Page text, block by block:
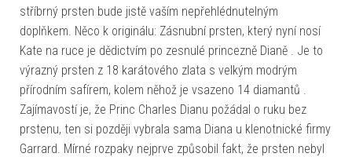
stříbrný prsten bude jistě vaším nepřehlédnutelným
doplňkem. Něco k originálu: Zásnubní prsten, který nyní nosí
Kate na ruce je dědictvím po zesnulé princezně Dianě . Je to
výrazný prsten z 18 karátového zlata s velkým modrým
přírodním safírem, kolem něhož je vsazeno 14 diamantů .
Zajímavostí je, že Princ Charles Dianu požádal o ruku bez
prstenu, ten si později vybrala sama Diana u klenotnické firmy
Garrard. Mírné rozpaky nejprve způsobil fakt, že prsten nebyl